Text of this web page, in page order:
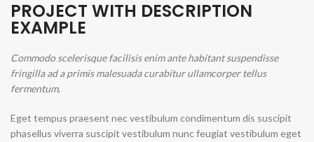
PROJECT WITH DESCRIPTION
EXAMPLE
Commodo scelerisque facilisis enim ante habitant suspendisse
fringilla ad a primis malesuada curabitur ullamcorper tellus
fermentum.
Eget tempus praesent nec vestibulum condimentum dis suscipit
phasellus viverra suscipit vestibulum nunc feugiat vestibulum eget